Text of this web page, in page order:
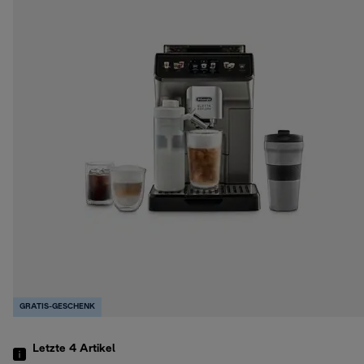
GRATIS-GESCHENK
Letzte 4 Artikel